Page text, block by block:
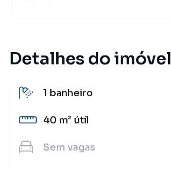
Detalhes do imóvel
1 banheiro
40 m² útil
Sem vagas